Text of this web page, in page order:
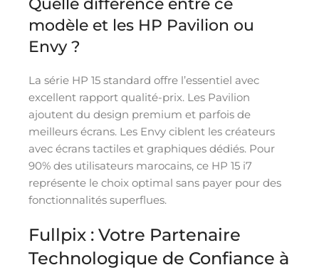
Quelle différence entre ce
modèle et les HP Pavilion ou
Envy ?
La série HP 15 standard offre l’essentiel avec
excellent rapport qualité-prix. Les Pavilion
ajoutent du design premium et parfois de
meilleurs écrans. Les Envy ciblent les créateurs
avec écrans tactiles et graphiques dédiés. Pour
90% des utilisateurs marocains, ce HP 15 i7
représente le choix optimal sans payer pour des
fonctionnalités superflues.
Fullpix : Votre Partenaire
Technologique de Confiance à